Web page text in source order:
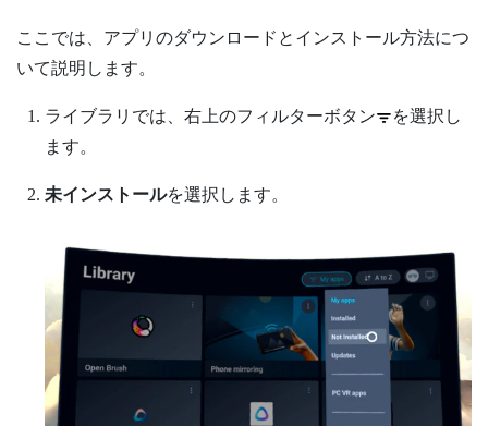
ここでは、アプリのダウンロードとインストール方法につ
いて説明します。
ライブラリでは、右上のフィルターボタン
を選択し
ます。
未インストールを選択します。